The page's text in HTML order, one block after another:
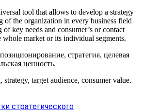
tool that allows to develop a strategy
of the organization in every business field
key needs and consumer’s or contact
whole market or its individual segments.
позиционирование, стратегия, целевая
ценность.
strategy, target audience, consumer value.
стратегического